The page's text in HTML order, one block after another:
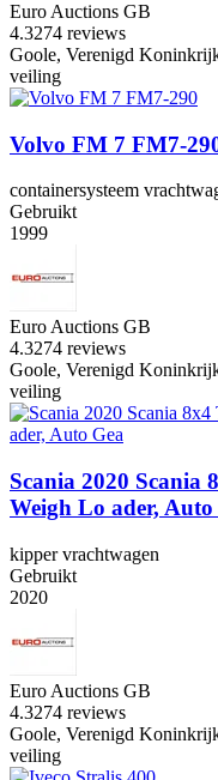
Euro Auctions GB
4.3274 reviews
Goole, Verenigd
veiling
Volvo FM 7 FM7-
containersysteem
Gebruikt
1999
Euro Auctions GB
4.3274 reviews
Goole, Verenigd
veiling
Scania 2020 Scania
Weigh Lo ader, Auto
kipper vrachtwagen
Gebruikt
2020
Euro Auctions GB
4.3274 reviews
Goole, Verenigd
veiling